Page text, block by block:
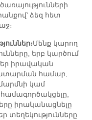
ձեզ հետ
Մենք կարող
երբ կարծում
իրավական
համար,
կամ
իրականացնելը